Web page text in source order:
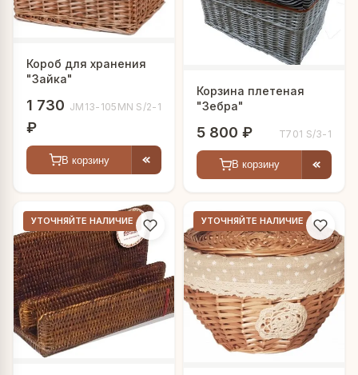
Короб для хранения
"Зайка"
1 730
₽
JM13-105MN S/2-1
В корзину
Корзина плетеная
"Зебра"
5 800 ₽ T701 S/3-1
В корзину
УТОЧНЯЙТЕ НАЛИЧИЕ УТОЧНЯЙТЕ НАЛИЧИЕ